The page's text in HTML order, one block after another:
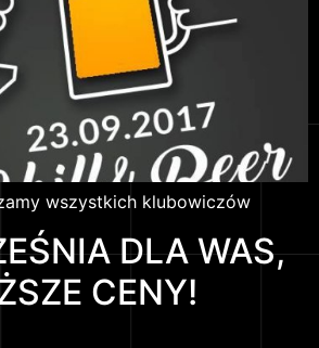
wszystkich klubowiczów
DLA WAS,
CENY!